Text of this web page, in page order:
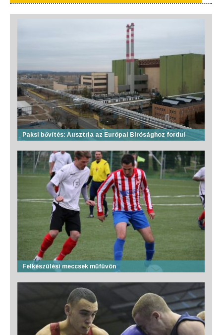
Paksi bővítés: Ausztria az Európai Bírósághoz fordul
Felkészülési meccsek műfüvön